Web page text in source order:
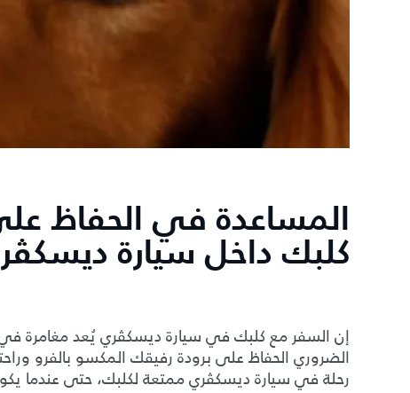
المساعدة في الحفاظ
كلبك داخل سيارة
إن السفر مع كلبك في سيارة ديسكڤري يُعد مغامرة في
الضروري الحفاظ على برودة رفيقك المكسو بالفرو
رحلة في سيارة ديسكڤري ممتعة لكلبك، حتى عندما